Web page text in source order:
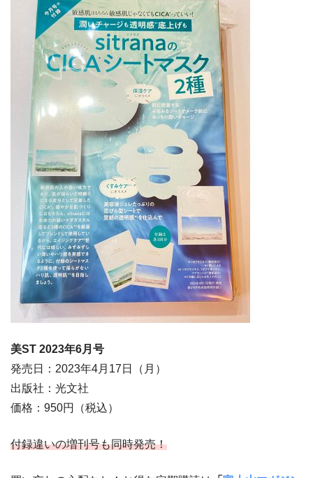
美ST 2023年6月号
発売日：2023年4月17日（月）
出版社：光文社
価格：950円（税込）
付録違いの増刊号も同時発売！